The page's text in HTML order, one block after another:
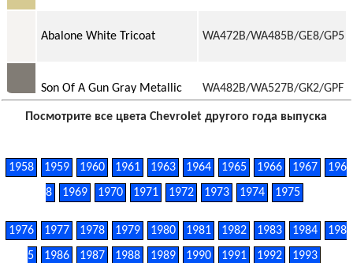
Abalone White Tricoat WA472B/WA485B/GE8/GP5
Son Of A Gun Gray Metallic WA482B/WA527B/GK2/GPF
Switchblade Silver Pearl WA636R/17/GAN
Black WA8555/41/GBA
Посмотрите все цвета Chevrolet другого года выпуска
1958 1959 1960 1961 1963 1964 1965 1966 1967
196
8
1969 1970 1971 1972 1973 1974 1975
1976 1977 1978 1979 1980 1981 1982 1983 1984
198
5
1986 1987 1988 1989 1990 1991 1992 1993